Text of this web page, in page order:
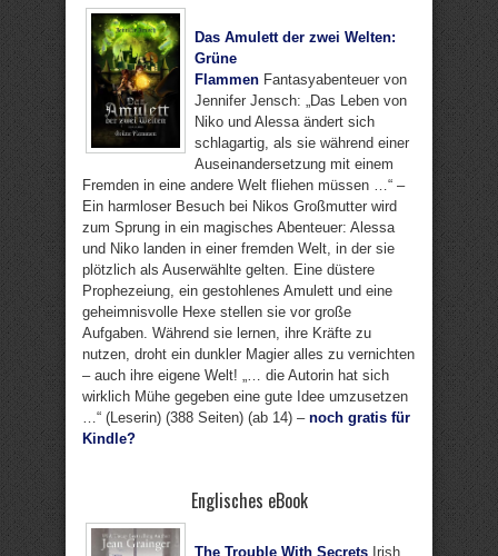
Das Amulett der zwei Welten:
Grüne
Flammen Fantasyabenteuer von
Jennifer Jensch: „Das Leben von
Niko und Alessa ändert sich
schlagartig, als sie während einer
Auseinandersetzung mit einem
Fremden in eine andere Welt fliehen müssen …“ –
Ein harmloser Besuch bei Nikos Großmutter wird
zum Sprung in ein magisches Abenteuer: Alessa
und Niko landen in einer fremden Welt, in der sie
plötzlich als Auserwählte gelten. Eine düstere
Prophezeiung, ein gestohlenes Amulett und eine
geheimnisvolle Hexe stellen sie vor große
Aufgaben. Während sie lernen, ihre Kräfte zu
nutzen, droht ein dunkler Magier alles zu vernichten
– auch ihre eigene Welt! „… die Autorin hat sich
wirklich Mühe gegeben eine gute Idee umzusetzen
…“ (Leserin) (388 Seiten) (ab 14) – noch gratis für
Kindle?
Englisches eBook
The Trouble With Secrets Irish